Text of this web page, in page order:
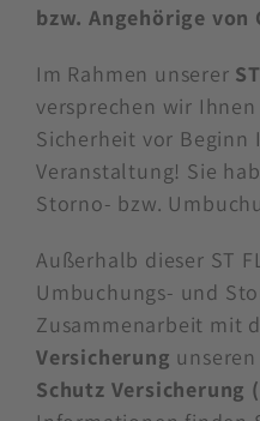
bzw. Angehörige von
Im Rahmen unserer
versprechen wir
Sicherheit vor Beginn
Veranstaltung! Sie
Storno- bzw.
Außerhalb dieser ST
Umbuchungs- und
Zusammenarbeit mit
Versicherung
Schutz Versicherung